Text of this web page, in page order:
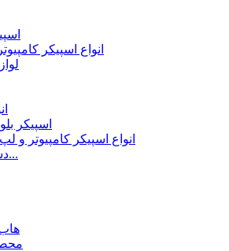
انواع اسپیکر
اسپیکر
انواع اسپیکر کامپیوتر و
دسته بازی و...